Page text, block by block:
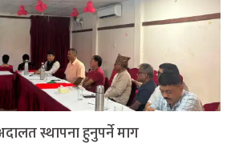
स्थापना हुनुपर्ने माग